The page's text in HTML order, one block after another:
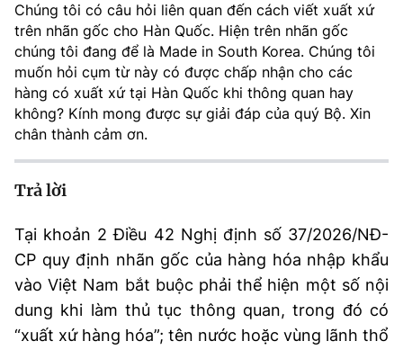
Cơ cấu tổ chức
Lịch sử phát triển
Sở Khoa học và Công nghệ
Khoa học và Công nghệ
Đổi mới sáng tạo
Chuyển đổi số
Sở hữu trí tuệ
Tiêu chuẩn, đo lường, chất lượng
Năng lượng nguyên tử
Tin tổng hợp
Dịch vụ công
Hệ thống văn bản
Văn bản QPPL
Văn bản chỉ đạo điều hành
Lấy ý kiến người dân về dự thảo VBQPPL
MST IOFFICE
THỐNG KÊ
Khoa học và Công nghệ
Đổi mới sáng tạo
Chuyển đổi số
Bưu chính, Viễn thông
Multimedia
Khác
Videos
Infographic
Chúng tôi có câu hỏi liên quan đến cách viết xuất xứ
trên nhãn gốc cho Hàn Quốc. Hiện trên nhãn gốc
chúng tôi đang để là Made in South Korea. Chúng tôi
muốn hỏi cụm từ này có được chấp nhận cho các
hàng có xuất xứ tại Hàn Quốc khi thông quan hay
không? Kính mong được sự giải đáp của quý Bộ. Xin
chân thành cảm ơn.
Trả lời
Tại khoản 2 Điều 42 Nghị định số 37/2026/NĐ-
CP quy định nhãn gốc của hàng hóa nhập khẩu
vào Việt Nam bắt buộc phải thể hiện một số nội
dung khi làm thủ tục thông quan, trong đó có
“xuất xứ hàng hóa”; tên nước hoặc vùng lãnh thổ